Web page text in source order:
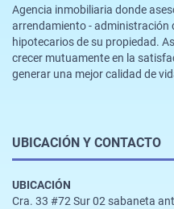
Agencia inmobiliaria donde
arrendamiento - administración
hipotecarios de su propiedad.
crecer mutuamente en la
generar una mejor calidad de
UBICACIÓN Y CONTACTO
UBICACIÓN
Cra. 33 #72 Sur 02 sabaneta